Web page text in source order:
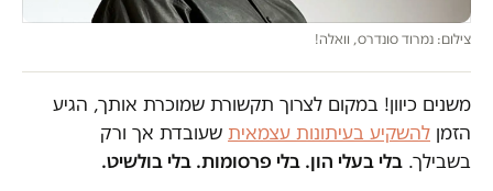
צילום: נמרוד סונדרס, וואלה!
משנים כיוון! במקום לצרוך תקשורת שמוכרת אותך, הגיע
הזמן להשקיע בעיתונות עצמאית שעובדת אך ורק
בשבילך. בלי בעלי הון. בלי פרסומות. בלי בולשיט.